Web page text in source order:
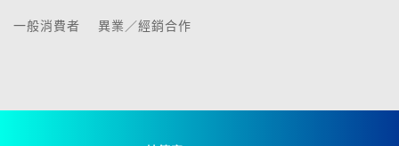
一般消費者 異業／經銷合作